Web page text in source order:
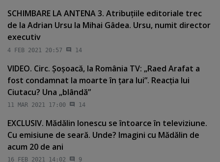
SCHIMBARE LA ANTENA 3. Atribuţiile editoriale trec
de la Adrian Ursu la Mihai Gâdea. Ursu, numit director
executiv
4 FEB 2021 20:57 14
VIDEO. Circ. Şoşoacă, la România TV: „Raed Arafat a
fost condamnat la moarte în ţara lui”. Reacţia lui
Ciutacu? Una „blândă”
11 MAR 2021 17:00 14
EXCLUSIV. Mădălin Ionescu se întoarce în televiziune.
Cu emisiune de seară. Unde? Imagini cu Mădălin de
acum 20 de ani
16 FEB 2021 14:02 9